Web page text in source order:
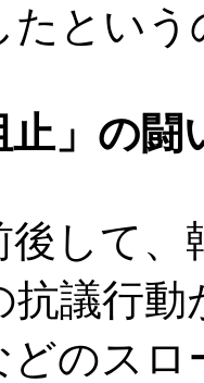
たという
止」の
して、
抗議行
どのス